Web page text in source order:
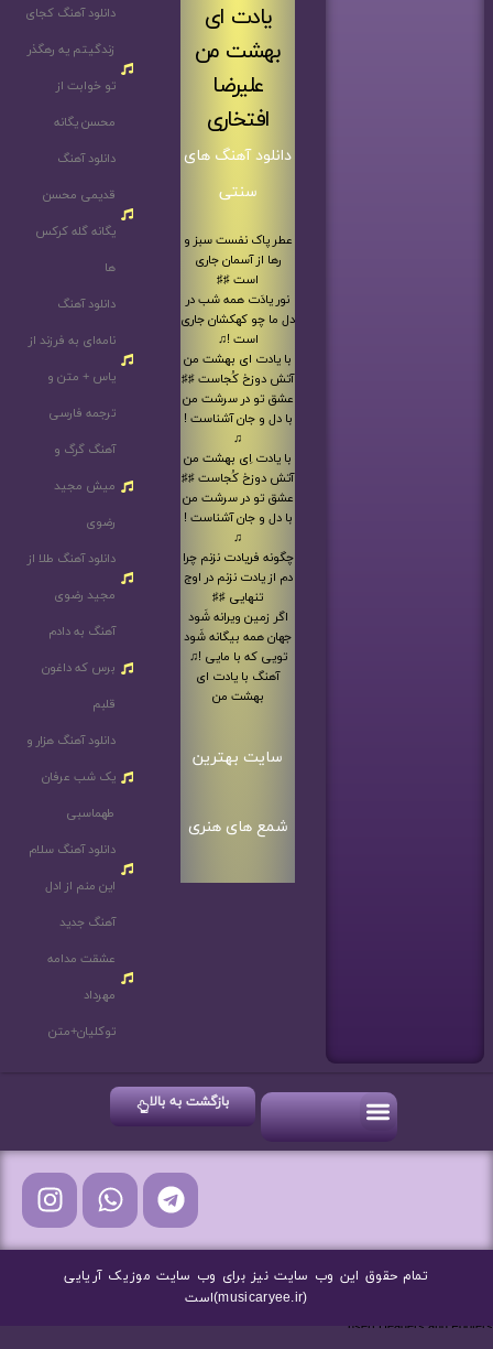
یادت ای
بهشت من
علیرضا
افتخاری
دانلود آهنگ های
سنتی
عطر پاک نفست سبز و
رها از آسمان جاری
است ♯♯
نور یادَت همه شب در
دل ما چو کهکشان جاری
است !♫
با یادت ای بهشت من
آتش دوزخ کُجاست ♯♯
عشق تو در سرشت من
با دل و جان آشناست !
♫
با یادت اِی بهشت من
آتش دوزخ کُجاست ♯♯
عشق تو در سرشت من
با دل و جان آشناست !
♫
چگونه فریادت نزنم چرا
دم از یادت نزنم در اوج
تنهایی ♯♯
اگر زمین ویرانه شَود
جهان همه بیگانه شَود
تویی که با مایی !♫
آهنگ با یادت ای
بهشت من
سایت بهترین
شمع های هنری
دانلود آهنگ کجای
زندگیتم یه رهگذر
تو خوابت از
محسن یگانه
دانلود آهنگ
قدیمی محسن
یگانه گله کرکس
ها
دانلود آهنگ
نامه‌ای به فرزند از
یاس + متن و
ترجمه فارسی
آهنگ گرگ و
میش مجید
رضوی
دانلود آهنگ طلا از
مجید رضوی
آهنگ به دادم
برس که داغون
قلبم
دانلود آهنگ هزار و
یک شب عرفان
طهماسبی
دانلود آهنگ سلام
این منم از ادل
آهنگ جدید
عشقت مدامه
مهرداد
توکلیان+متن
بازگشت به بالا
تمام حقوق این وب سایت نیز برای وب سایت موزیک آریایی
(musicaryee.ir)است
nsert Headers and Footers